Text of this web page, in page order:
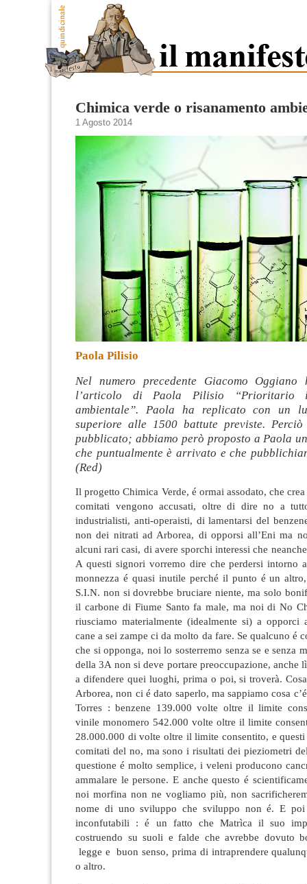
Chimica verde o risanamento
1 Agosto 2014
Paola Pilisio
Nel numero precedente Giacomo Oggiano
l’articolo di Paola Pilisio “Prioritario
ambientale”. Paola ha replicato con un
superiore alle 1500 battute previste. Perciò
pubblicato; abbiamo però proposto a Paola
che puntualmente è arrivato e che
(Red)
Il progetto Chimica Verde, é ormai assodato, che
comitati vengono accusati, oltre di dire no a
industrialisti, anti-operaisti, di lamentarsi del
non dei nitrati ad Arborea, di opporsi all’Eni ma
alcuni rari casi, di avere sporchi interessi che
A questi signori vorremo dire che perdersi intorno
monnezza é quasi inutile perché il punto é un
S.I.N. non si dovrebbe bruciare niente, ma solo
il carbone di Fiume Santo fa male, ma noi di No
riusciamo materialmente (idealmente si) a
cane a sei zampe ci da molto da fare. Se qualcuno é
che si opponga, noi lo sosterremo senza se e senza
della 3A non si deve portare preoccupazione, anche
a difendere quei luoghi, prima o poi, si troverà.
Arborea, non ci é dato saperlo, ma sappiamo cosa
Torres : benzene 139.000 volte oltre il limite
vinile monomero 542.000 volte oltre il limite
28.000.000 di volte oltre il limite consentito, e
comitati del no, ma sono i risultati dei pieziometri
questione é molto semplice, i veleni producono
ammalare le persone. E anche questo é
noi morfina non ne vogliamo più, non
nome di uno sviluppo che sviluppo non é. E
inconfutabili : é un fatto che Matrìca il suo
costruendo su suoli e falde che avrebbe dovuto
legge e buon senso, prima di intraprendere
o altro.